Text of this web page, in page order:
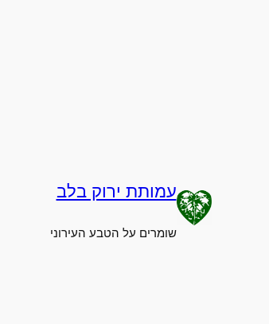
עמותת ירוק בלב
שומרים על הטבע העירוני